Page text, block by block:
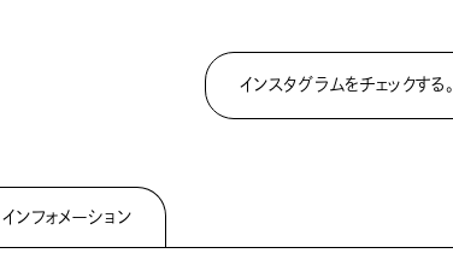
インスタグラムをチェックする。
インフォメーション